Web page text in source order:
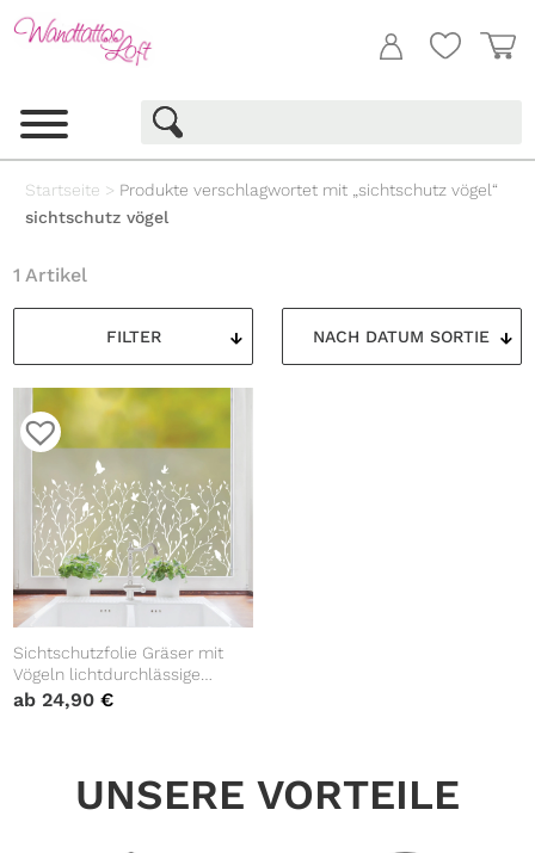
Startseite > Produkte verschlagwortet mit „sichtschutz vögel“
sichtschutz vögel
FILTER
1 Artikel
Sichtschutzfolie Gräser mit
Vögeln lichtdurchlässige
Fensterfolie Fensterdeko
ab24,90€
UNSERE VORTEILE